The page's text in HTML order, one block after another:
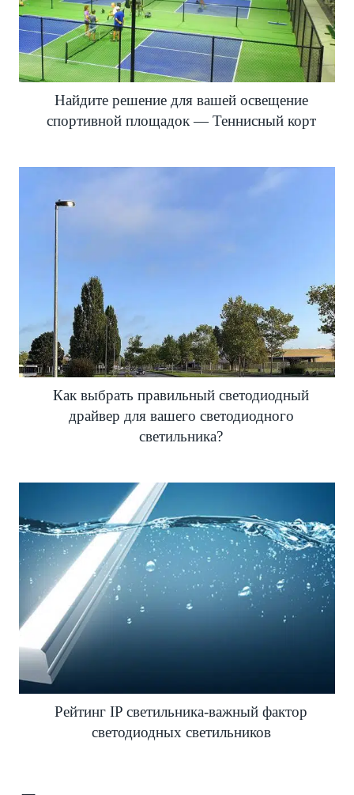
Найдите решение для вашей освещение
спортивной площадок — Теннисный корт
Как выбрать правильный светодиодный
драйвер для вашего светодиодного
светильника?
Рейтинг IP светильника-важный фактор
светодиодных светильников